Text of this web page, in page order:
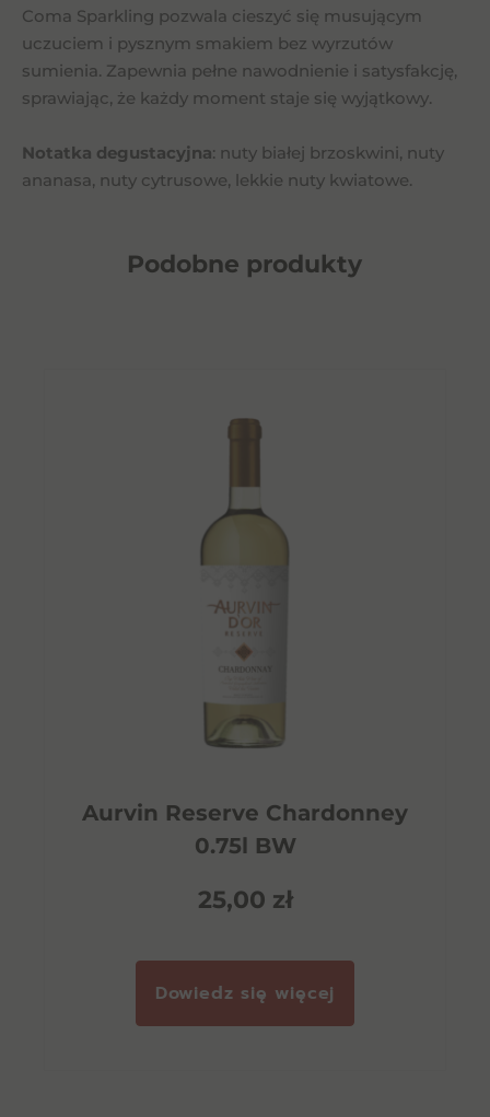
Coma Sparkling pozwala cieszyć się musującym
uczuciem i pysznym smakiem bez wyrzutów
sumienia. Zapewnia pełne nawodnienie i satysfakcję,
sprawiając, że każdy moment staje się wyjątkowy.
Notatka degustacyjna: nuty białej brzoskwini, nuty
ananasa, nuty cytrusowe, lekkie nuty kwiatowe.
Podobne produkty
Aurvin Reserve Chardonney
0.75l BW
25,00 zł
Dowiedz się więcej